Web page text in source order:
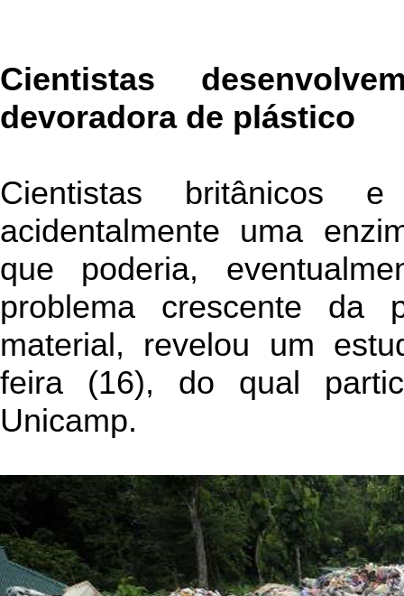
Cientistas
devoradora de plástico
Cientistas britânicos e
acidentalmente uma
que poderia,
problema crescente da
material, revelou um
feira (16), do qual
Unicamp.